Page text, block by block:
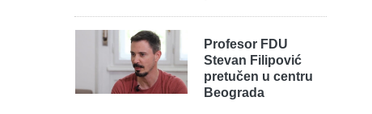
Profesor FDU
Stevan Filipović
pretučen u centru
Beograda